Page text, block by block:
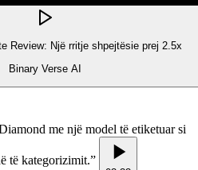
Review: Një rritje shpejtësie prej 2.5x
Binary Verse AI
me një model të etiketuar si
të kategorizimit.”